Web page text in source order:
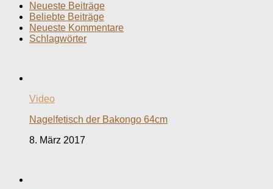
Neueste Beiträge
Beliebte Beiträge
Neueste Kommentare
Schlagwörter
Video
Nagelfetisch der Bakongo 64cm
8. März 2017